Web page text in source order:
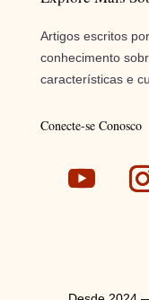
Artigos escritos
conhecimento
características e
Conecte-se Conosco